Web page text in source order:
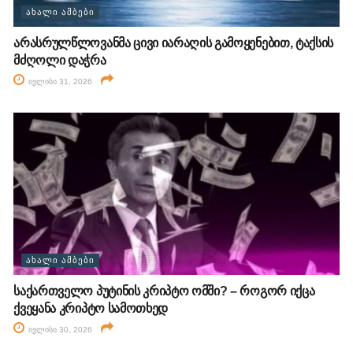
ᲐᲮᲐᲚᲘ ᲐᲛᲑᲔᲑᲘ
არასრულწლოვანმა ცივი იარაღის გამოყენებით, ტაქსის
მძღოლი დაჭრა
ივლისი 31, 2026
ᲐᲮᲐᲚᲘ ᲐᲛᲑᲔᲑᲘ
საქართველო პუტინის კრიპტო ომში? – როგორ იქცა
ქვეყანა კრიპტო სამოთხედ
ივლისი 30, 2026